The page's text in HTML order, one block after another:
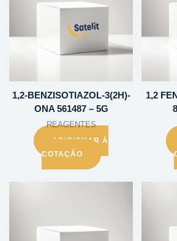
1,2-BENZISOTIAZOL-3(2H)-
ONA 561487 – 5G
REAGENTES
ADICIONAR À
COTAÇÃO
1,2